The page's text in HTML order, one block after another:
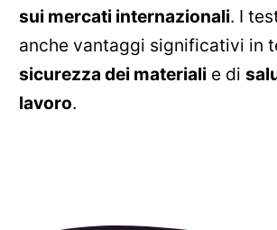
sui mercati internazionali. I
anche vantaggi significativi in
sicurezza dei materiali e di
lavoro.